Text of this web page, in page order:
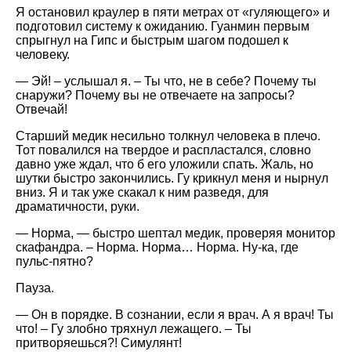
Я остановил краулер в пяти метрах от «гуляющего» и
подготовил систему к ожиданию. Гуанмин первым
спрыгнул на Гипс и быстрым шагом подошел к
человеку.
— Эй! – услышал я. – Ты что, не в себе? Почему ты
снаружи? Почему вы не отвечаете на запросы?
Отвечай!
Старший медик несильно толкнул человека в плечо.
Тот повалился на твердое и распластался, словно
давно уже ждал, что б его уложили спать. Жаль, но
шутки быстро закончились. Гу крикнул меня и нырнул
вниз. Я и так уже скакал к ним разведя, для
драматичности, руки.
— Норма, — быстро шептал медик, проверяя монитор
скафандра. – Норма. Норма… Норма. Ну-ка, где
пульс-пятно?
Пауза.
— Он в порядке. В сознании, если я врач. А я врач! Ты
что! – Гу злобно тряхнул лежащего. – Ты
притворяешься?! Симулянт!